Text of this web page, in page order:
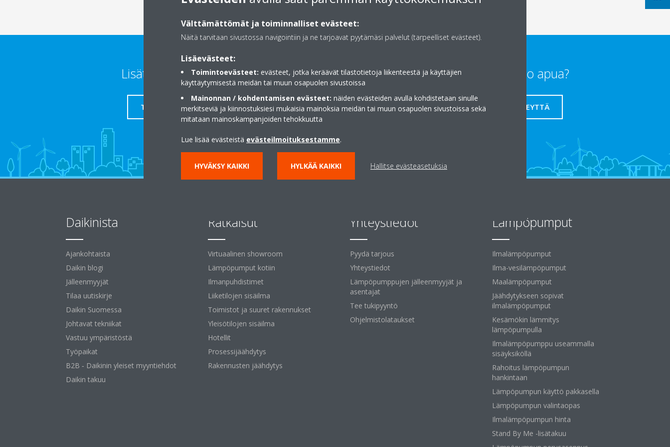
Lisätietoja
TUKI
Tarvitsetko apua?
OTA YHTEYTTÄ
Daikinista
Ajankohtaista
Daikin blogi
Jälleenmyyjät
Tilaa uutiskirje
Daikin Suomessa
Johtavat tekniikat
Vastuu ympäristöstä
Työpaikat
B2B ‐ Daikinin yleiset myyntiehdot
Daikin takuu
Ratkaisut
Virtuaalinen showroom
Lämpöpumput kotiin
Ilmanpuhdistimet
Liiketilojen sisäilma
Toimistot ja suuret rakennukset
Yleisötilojen sisäilma
Hotellit
Prosessijäähdytys
Rakennusten jäähdytys
Yhteystiedot
Pyydä tarjous
Yhteystiedot
Lämpöpumppujen jälleenmyyjät ja
asentajat
Tee tukipyyntö
Ohjelmistolataukset
Lämpöpumput
Ilmalämpöpumput
Ilma-vesilämpöpumput
Maalämpöpumput
Jäähdytykseen sopivat
ilmalämpöpumput
Kesämökin lämmitys
lämpöpumpulla
Ilmalämpöpumppu useammalla
sisäyksiköllä
Rahoitus lämpöpumpun
hankintaan
Lämpöpumpun käyttö pakkasella
Lämpöpumpun valintaopas
Ilmalämpöpumpun hinta
Stand By Me -lisätakuu
Välttämättömät ja toiminnalliset evästeet:
Näitä tarvitaan sivustossa navigointiin ja ne tarjoavat pyytämäsi palvelut (tarpeelliset evästeet).
Lisäevästeet:
Toimintoevästeet: evästeet, jotka keräävät tilastotietoja liikenteestä ja käyttäjien
käyttäytymisestä meidän tai muun osapuolen sivustoissa
Mainonnan / kohdentamisen evästeet: näiden evästeiden avulla kohdistetaan sinulle
merkitseviä ja kiinnostuksiesi mukaisia mainoksia meidän tai muun osapuolen sivustoissa sekä
mitataan mainoskampanjoiden tehokkuutta
Lue lisää evästeistä evästeilmoituksestamme.
HYVÄKSY KAIKKI HYLKÄÄ KAIKKI Hallitse evästeasetuksia